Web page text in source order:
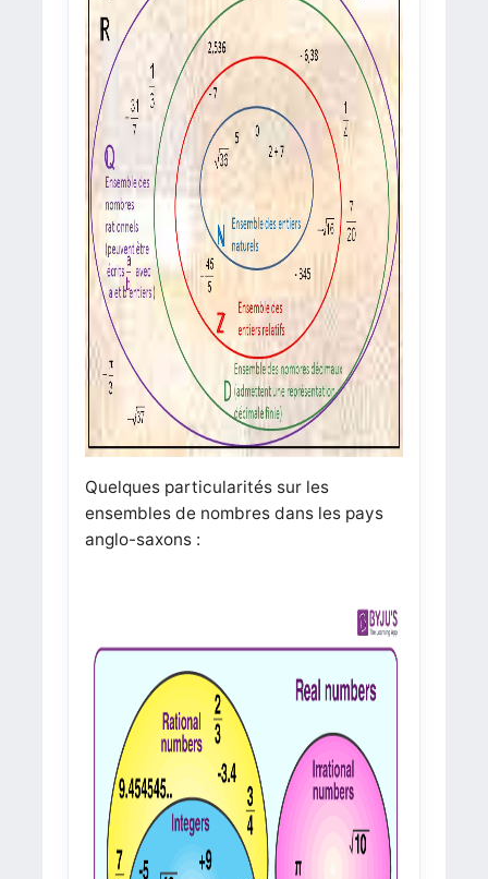
Quelques particularités sur les
ensembles de nombres dans les pays
anglo-saxons :